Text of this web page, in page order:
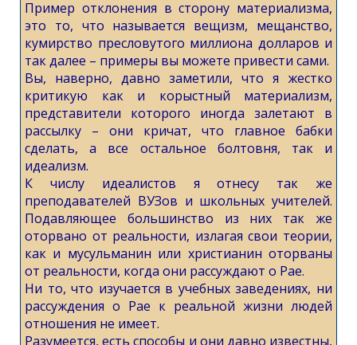
Пример отклонения в сторону материализма,
это то, что называется вещизм, мещанство,
кумирство пресловутого миллиона долларов и
так далее – примеры вы можете привести сами.
Вы, наверно, давно заметили, что я жестко
критикую как и корыстный материализм,
представители которого иногда залетают в
рассылку – они кричат, что главное бабки
сделать, а все остальное болтовня, так и
идеализм.
К числу идеалистов я отнесу так же
преподавателей ВУЗов и школьных учителей.
Подавляющее большинство из них так же
оторвано от реальности, излагая свои теории,
как и мусульманин или христианин оторваны
от реальности, когда они рассуждают о Рае.
Ни то, что изучается в учебных заведениях, ни
рассуждения о Рае к реальной жизни людей
отношения не имеет.
Разумеется, есть способы и они давно известны,